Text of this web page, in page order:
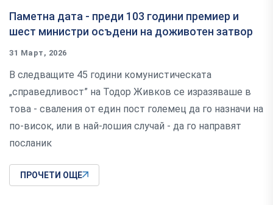
Паметна дата - преди 103 години премиер и
шест министри осъдени на доживотен затвор
31 Март, 2026
В следващите 45 години комунистическата
„справедливост” на Тодор Живков се изразяваше в
това - сваления от един пост големец да го назначи на
по-висок, или в най-лошия случай - да го направят
посланик
ПРОЧЕТИ ОЩЕ